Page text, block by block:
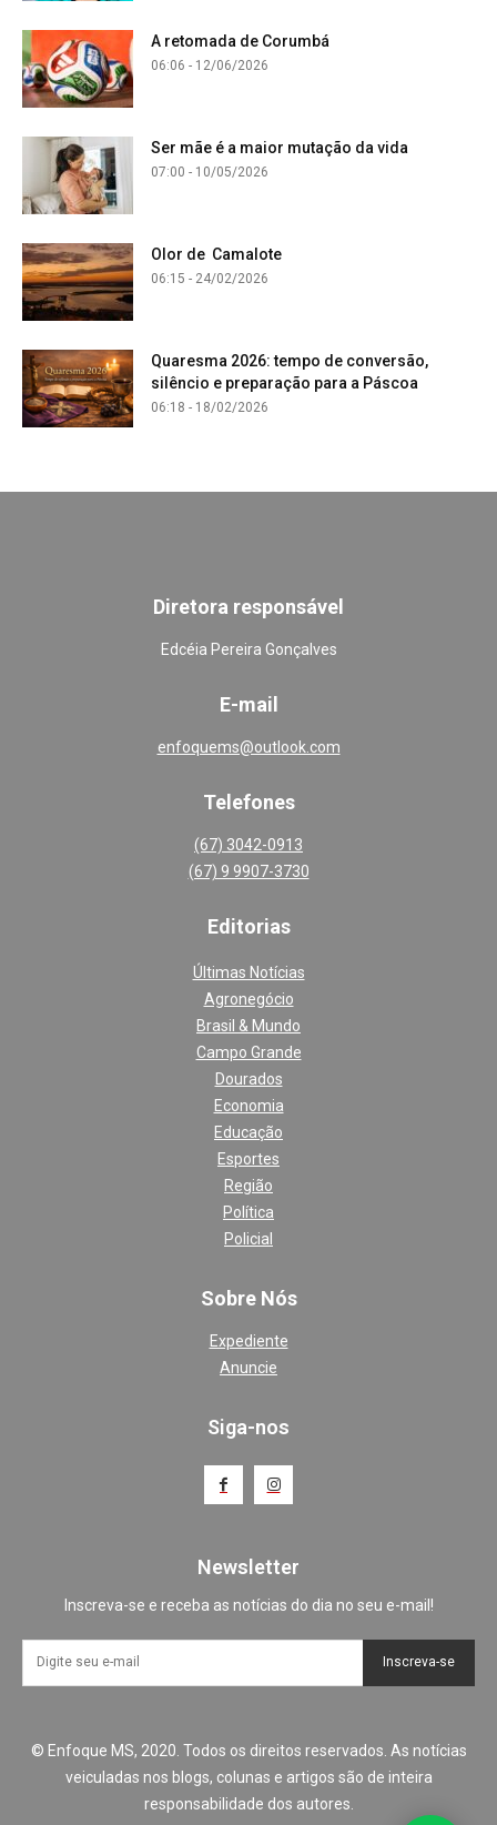
A retomada de Corumbá
06:06 - 12/06/2026
Ser mãe é a maior mutação da vida
07:00 - 10/05/2026
Olor de Camalote
06:15 - 24/02/2026
Quaresma 2026: tempo de conversão,
silêncio e preparação para a Páscoa
06:18 - 18/02/2026
Diretora responsável
Edcéia Pereira Gonçalves
E-mail
enfoquems@outlook.com
Telefones
(67) 3042-0913
(67) 9 9907-3730
Editorias
Últimas Notícias
Agronegócio
Brasil & Mundo
Campo Grande
Dourados
Economia
Educação
Esportes
Região
Política
Policial
Sobre Nós
Expediente
Anuncie
Siga-nos
Newsletter
Inscreva-se e receba as notícias do dia no seu e-mail!
Inscreva-se
© Enfoque MS, 2020. Todos os direitos reservados. As notícias
veiculadas nos blogs, colunas e artigos são de inteira
responsabilidade dos autores.